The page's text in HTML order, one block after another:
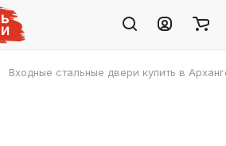
Входные стальные двери купить в